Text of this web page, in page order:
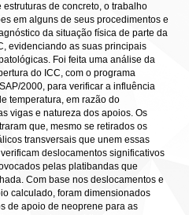
estruturas de concreto, o trabalho
em alguns de seus procedimentos e
da situação física de parte da
evidenciando as suas principais
Foi feita uma análise da
do ICC, com o programa
2000, para verificar a influência
temperatura, em razão do
vigas e natureza dos apoios. Os
que, mesmo se retirados os
transversais que unem essas
deslocamentos significativos
pelas platibandas que
Com base nos deslocamentos e
calculado, foram dimensionados
de apoio de neoprene para as